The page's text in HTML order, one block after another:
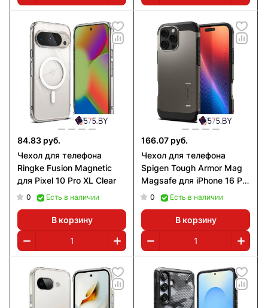
84.83 руб.
Чехол для телефона
Ringke Fusion Magnetic
для Pixel 10 Pro XL Clear
0 Есть в наличии
В корзину
166.07 руб.
Чехол для телефона
Spigen Tough Armor Mag
Magsafe для iPhone 16 Pro
Gunmetal
0 Есть в наличии
В корзину